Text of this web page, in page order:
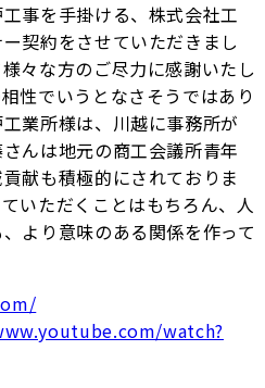
事を手掛ける、株式会社工
契約をさせていただきまし
々な方のご尽力に感謝いたし
性でいうとなさそうではあり
業所様は、川越に事務所が
んは地元の商工会議所青年
献も積極的にされておりま
いただくことはもちろん、人
より意味のある関係を作って
watch?